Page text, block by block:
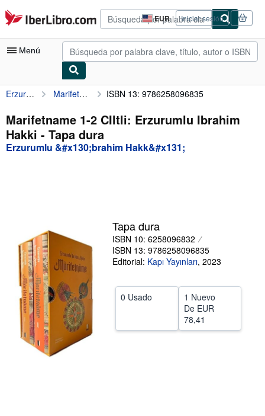
Pasar al contenido principal
IberLibro.com EUR
Preferencias
de
compra
del
Iniciar sesión
Menú
Mi cuenta
Consultar mis pedidos
Búsqueda avanzada
Comenzar a vender
Ayuda
Erzurumlu &#x130;brahim Hakk&#x131; Marifetname 1-2 CIltli: Erzurumlu Ibrahim Hakki ISBN 13: 9786258096835
Marifetname 1-2 CIltli: Erzurumlu Ibrahim
Hakki - Tapa dura
Erzurumlu &#x130;brahim Hakk&#x131;
Tapa dura
ISBN 10: 6258096832
ISBN 13: 9786258096835
Editorial: Kapı Yayınları, 2023
0 Usado
1 Nuevo
De EUR
78,41